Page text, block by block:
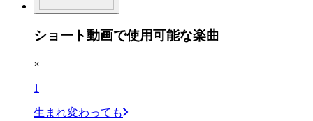
ショート動画で使用可能な楽曲
×
1
生まれ変わっても